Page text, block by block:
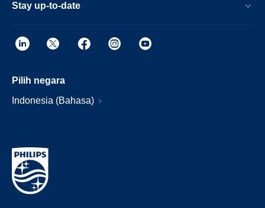
Stay up-to-date
Pilih negara
Indonesia (Bahasa)